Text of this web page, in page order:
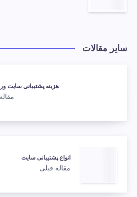
سایر مقالات
هزینه پشتیبانی سایت
انواع پشتیبانی سایت
مقاله قبلی